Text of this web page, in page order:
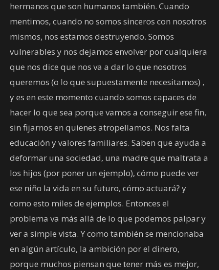
hermanos que son humanos también. Cuando
mentimos, cuando no somos sinceros con nosotros
mismos, nos estamos destruyendo. Somos
vulnerables y nos dejamos envolver por cualquiera
que nos dice que nos va a dar lo que nosotros
queremos (o lo que supuestamente necesitamos) ,
y es en este momento cuando somos capaces de
hacer lo que sea porque vamos a conseguir ese fin,
sin fijarnos en quienes atropellamos. Nos falta
educación y valores familiares. Saben que ayuda a
deformar una sociedad, una madre que maltrata a
los hijos (por poner un ejemplo), cómo puede ver
ese niño la vida en su futuro, cómo actuará? y
como esto miles de ejemplos. Entonces el
problema va más allá de lo que podemos palpar y
ver a simple vista. Y como también se mencionaba
en algún artículo, la ambición por el dinero,
porque muchos piensan que tener más es mejor,